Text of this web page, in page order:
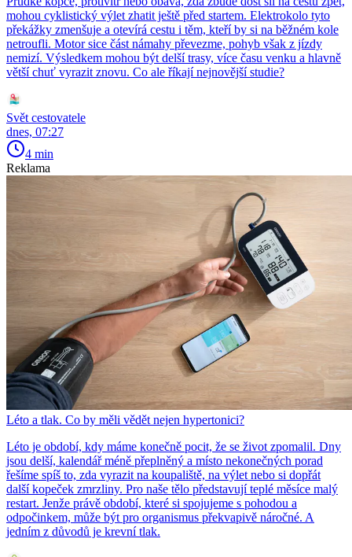
mohou cyklistický výlet zhatit ještě před startem. Elektrokolo tyto
překážky zmenšuje a otevírá cestu i těm, kteří by si na běžném kole
netroufli. Motor sice část námahy převezme, pohyb však z jízdy
nemizí. Výsledkem mohou být delší trasy, více času venku a hlavně
větší chuť vyrazit znovu. Co ale říkají nejnovější studie?
Svět cestovatele
dnes, 07:27
4 min
Reklama
Léto a tlak. Co by měli vědět nejen hypertonici?
Léto je období, kdy máme konečně pocit, že se život zpomalil. Dny
jsou delší, kalendář méně přeplněný a místo nekonečných porad
řešíme spíš to, zda vyrazit na koupaliště, na výlet nebo si dopřát
další kopeček zmrzliny. Pro naše tělo představují teplé měsíce malý
restart. Jenže právě období, které si spojujeme s pohodou a
odpočinkem, může být pro organismus překvapivě náročné. A
jedním z důvodů je krevní tlak.